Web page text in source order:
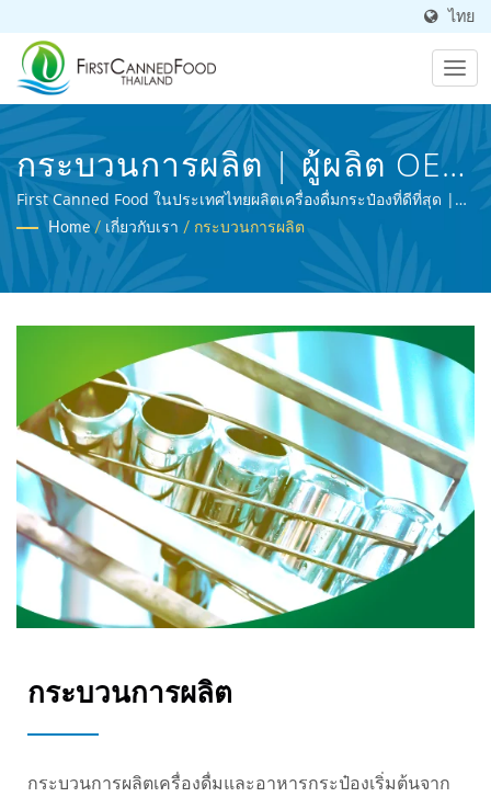
ไทย
กระบวนการผลิต | ผู้ผลิต OEM
อาหารและเครื่องดื่มกระป๋อง
มาเกือบ 30 ปี | First Canned
Food (Thai) Co., Ltd.
First Canned Food ในประเทศไทยผลิตเครื่องดื่มกระป๋องที่ดีที่สุด |
FCF เป็นผู้ผลิตเครื่องดื่มมืออาชีพที่ได้รับการรับรอง BRC และเป็นผู้
เชี่ยวชาญในการประมวลผลอาหารทางการเกษตร
Home / เกี่ยวกับเรา / กระบวนการผลิต
กระบวนการผลิต
กระบวนการผลิตเครื่องดื่มและอาหารกระป๋องเริ่มต้นจาก